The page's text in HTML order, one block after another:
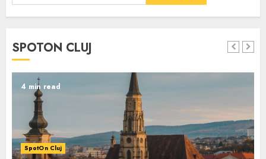
SPOTON CLUJ
4 min read
SpotOn Cluj